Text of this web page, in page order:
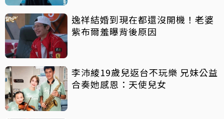
逸祥結婚到現在都還沒開機！老婆
紫布爾羞曝背後原因
李沛綾19歲兒返台不玩樂 兄妹公益
合奏她感恩：天使兒女